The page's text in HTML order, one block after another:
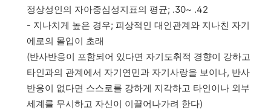
정상성인의 자아중심성지표의 평균; .30~ .42
- 지나치게 높은 경우; 피상적인 대인관계와 지나친 자기
에로의 몰입이 초래
(반사반응이 포함되어 있다면 자기도취적 경향이 강하고
타인과의 관계에서 자기연민과 자기사랑을 보이나, 반사
반응이 없다면 스스로를 강하게 지각하고 타인이나 외부
세계를 무시하고 자신이 이끌어나가려 한다)